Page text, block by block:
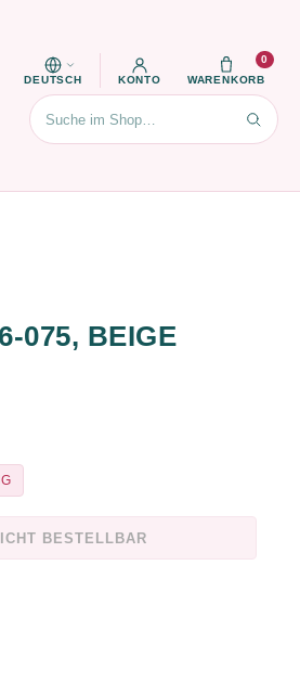
DEUTSCH KONTO WARENKORB
0
Suchen
075, BEIGE
BESTELLBAR